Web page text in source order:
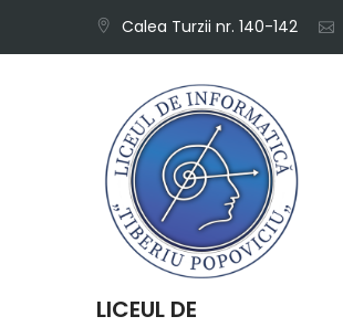
Calea Turzii nr. 140-142
LICEUL DE